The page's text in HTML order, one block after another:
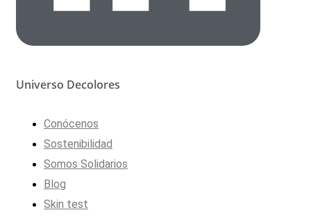
Universo Decolores
Conócenos
Sostenibilidad
Somos Solidarios
Blog
Skin test